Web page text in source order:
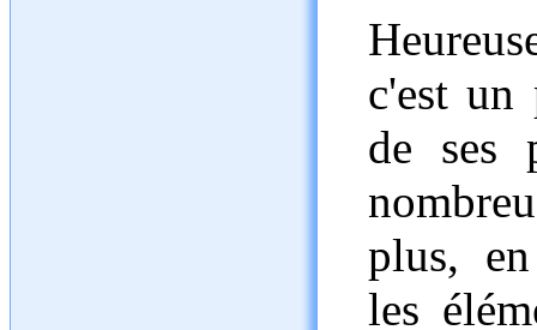
c'est un
de ses
plus,
les